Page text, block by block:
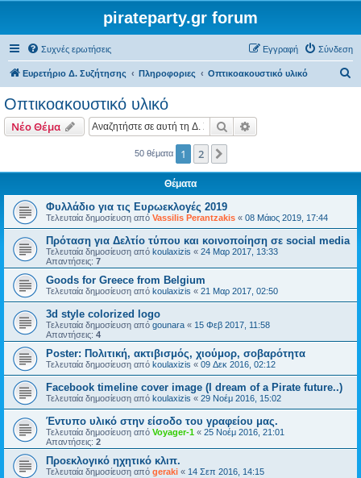
pirateparty.gr forum
Συχνές ερωτήσεις Σύνδεση
Εγγραφή
Ευρετήριο Δ. Συζήτησης Πληροφοριες Οπτικοακουστικό υλικό
η
Οπτικοακουστικό υλικό
Νέο Θέμα Αναζήτηση
50 θέματα 1 2
Θέματα
Φυλλάδιο για τις Ευρωεκλογές 2019
Τελευταία δημοσίευση από Vassilis Perantzakis « 08 Μάιος 2019, 17:44
Πρόταση για Δελτίο τύπου και κοινοποίηση σε social media
Τελευταία δημοσίευση από koulaxizis « 24 Μαρ 2017, 13:33
Απαντήσεις: 7
Goods for Greece from Belgium
Τελευταία δημοσίευση από koulaxizis « 21 Μαρ 2017, 02:50
3d style colorized logo
Τελευταία δημοσίευση από gounara « 15 Φεβ 2017, 11:58
Απαντήσεις: 4
Poster: Πολιτική, ακτιβισμός, χιούμορ, σοβαρότητα
Τελευταία δημοσίευση από koulaxizis « 09 Δεκ 2016, 02:12
Facebook timeline cover image (I dream of a Pirate future..)
Τελευταία δημοσίευση από koulaxizis « 29 Νοέμ 2016, 15:02
Έντυπο υλικό στην είσοδο του γραφείου μας.
Τελευταία δημοσίευση από Voyager-1 « 25 Νοέμ 2016, 21:01
Απαντήσεις: 2
Προεκλογικό ηχητικό κλιπ.
Τελευταία δημοσίευση από geraki « 14 Σεπ 2016, 14:15